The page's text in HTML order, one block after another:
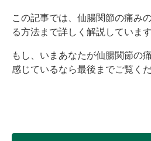
この記事では、仙腸関節の痛み
る方法まで詳しく解説しています
もし、いまあなたが仙腸関節の
感じているなら最後までご覧くだ